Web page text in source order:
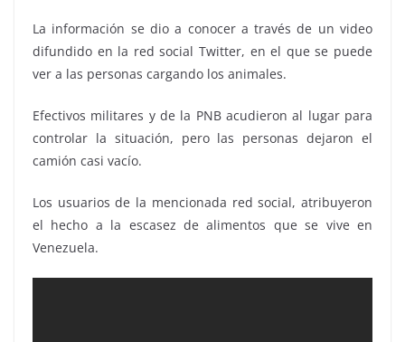
La información se dio a conocer a través de un video
difundido en la red social Twitter, en el que se puede
ver a las personas cargando los animales.
Efectivos militares y de la PNB acudieron al lugar para
controlar la situación, pero las personas dejaron el
camión casi vacío.
Los usuarios de la mencionada red social, atribuyeron
el hecho a la escasez de alimentos que se vive en
Venezuela.